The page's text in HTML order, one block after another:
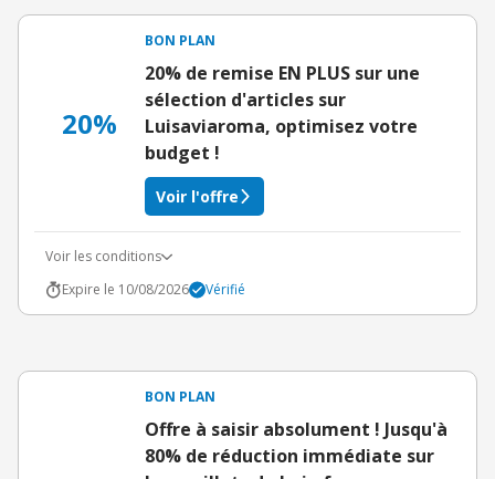
20%
BON PLAN
20% de remise EN PLUS sur une
sélection d'articles sur
Luisaviaroma, optimisez votre
budget !
Voir l'offre
Voir les conditions
Expire le 10/08/2026
Vérifié
BON PLAN
Offre à saisir absolument ! Jusqu'à
80% de réduction immédiate sur